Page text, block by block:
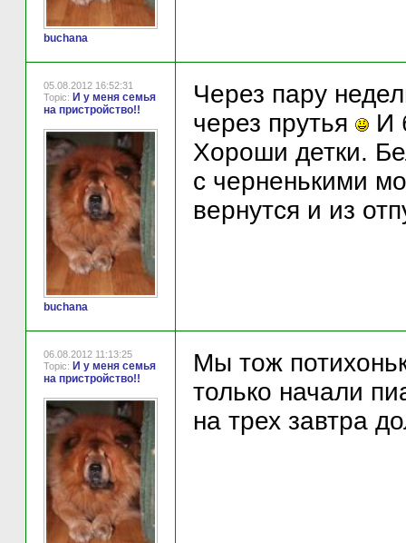
buchana
05.08.2012 16:52:31
Topic: И у меня семья
на пристройство!!
buchana
Через пару
через прутья
И
Хороши детки.
с черненькими
вернутся и из
06.08.2012 11:13:25
Topic: И у меня семья
на пристройство!!
Мы тож
только начали
на трех завтра